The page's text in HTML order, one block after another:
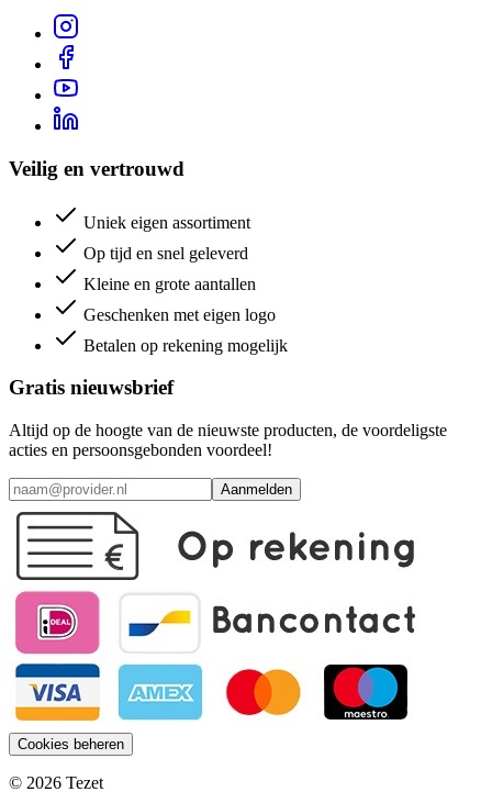
Veilig en vertrouwd
Uniek eigen assortiment
Op tijd en snel geleverd
Kleine en grote aantallen
Geschenken met eigen logo
Betalen op rekening mogelijk
Gratis nieuwsbrief
Altijd op de hoogte van de nieuwste producten, de voordeligste
acties en persoonsgebonden voordeel!
Aanmelden
Cookies beheren
© 2026 Tezet